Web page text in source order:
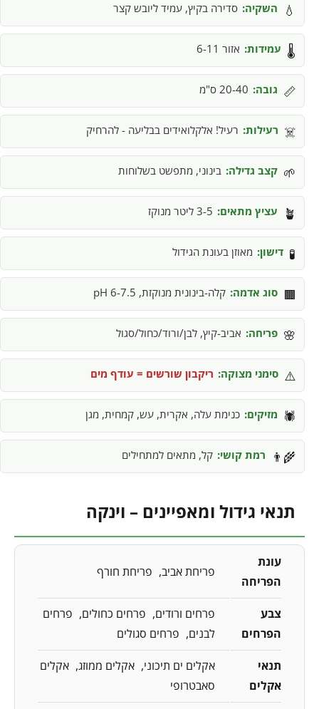
💧 השקיה: סדירה בקיץ, עמיד ליובש קצר
🌡️ עמידות: אזור 6-11
📏 גובה: 20-40 ס"מ
☠️ רעילות: רעיל! אלקלואידים בבליעה - להרחיק
🌱 קצב גדילה: בינוני, מתפשט בשלוחות
🪴 עציץ מתאים: 3-5 ליטר מנוקז
🧪 דישון: מאוזן בעונת הגידול
🟫 סוג אדמה: קלה-בינונית מנוקזת, pH 6-7.5
🌸 פריחה: אביב-קיץ, לבן/ורוד/כחול/סגול
⚠️ סימני מצוקה: ריקבון שורשים = עודף מים
🕷️ מזיקים: כנימת עלה, אקרית, עש, קמחית, מגן
👨‍🌾 רמת קושי: קל, מתאים למתחילים
תנאי גידול ומאפיינים – וינקה
עונת
הפריחה
פריחת אביב פריחת חורף
צבע
הפרחים
פרחים ורודים פרחים כחולים
פרחים
לבנים
פרחים סגולים
תנאי
אקלים
אקלים ים תיכוני אקלים ממוזג אקלים
סאבטרופי